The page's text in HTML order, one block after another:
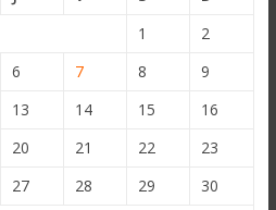
1
2
6 7 8
9
13 14 15
16
20 21 22
23
27 28 29
30